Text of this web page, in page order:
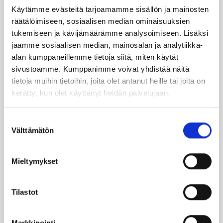
Käytämme evästeitä tarjoamamme sisällön ja mainosten
räätälöimiseen, sosiaalisen median ominaisuuksien
tukemiseen ja kävijämäärämme analysoimiseen. Lisäksi
jaamme sosiaalisen median, mainosalan ja analytiikka-
alan kumppaneillemme tietoja siitä, miten käytät
sivustoamme. Kumppanimme voivat yhdistää näitä
tietoja muihin tietoihin, joita olet antanut heille tai joita on
kerätty, kun olet käyttänyt heidän palvelujaan.
valinta
Välttämätön
Mieltymykset
Tilastot
TILAA UUTIS­KIR­JE
SUO­SIT­TE­LE KAVE­RIL­LE
Face­bookIns­ta­gram
Läm­möl­lä on ener­gia­te­hok­kuus­so­pi­mus
möl­lä-leh­ti uuti­soi ja taus­toit­taa ajan­koh­
Ker­rom­me öljy­läm­mit­tä­jien koke­muk­sis­ta